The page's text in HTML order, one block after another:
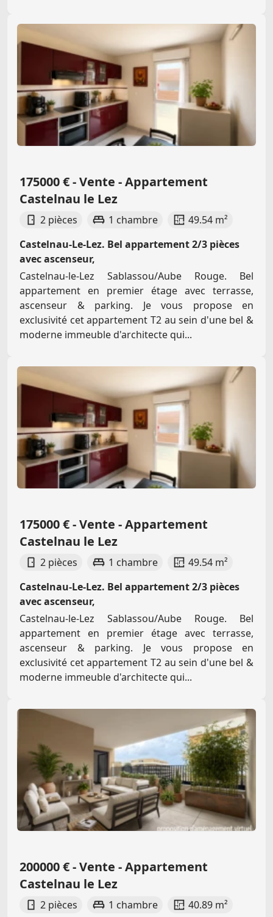
175000 € - Vente - Appartement
Castelnau le Lez
2 pièces 1 chambre
49.54 m²
Castelnau-Le-Lez. Bel appartement 2/3 pièces
avec ascenseur,
Castelnau-le-Lez Sablassou/Aube Rouge. Bel
appartement en premier étage avec terrasse,
ascenseur & parking. Je vous propose en
exclusivité cet appartement T2 au sein d'une bel &
moderne immeuble d'architecte qui...
175000 € - Vente - Appartement
Castelnau le Lez
2 pièces 1 chambre
49.54 m²
Castelnau-Le-Lez. Bel appartement 2/3 pièces
avec ascenseur,
Castelnau-le-Lez Sablassou/Aube Rouge. Bel
appartement en premier étage avec terrasse,
ascenseur & parking. Je vous propose en
exclusivité cet appartement T2 au sein d'une bel &
moderne immeuble d'architecte qui...
200000 € - Vente - Appartement
Castelnau le Lez
2 pièces 1 chambre 40.89 m²